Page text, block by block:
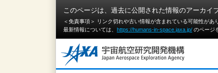
このページは、過去に公開された情報のアーカイ
＜免責事項＞ リンク切れや古い情報が含まれている可能性が
最新情報については、 https://humans-in-space.jaxa.jp/ のページ